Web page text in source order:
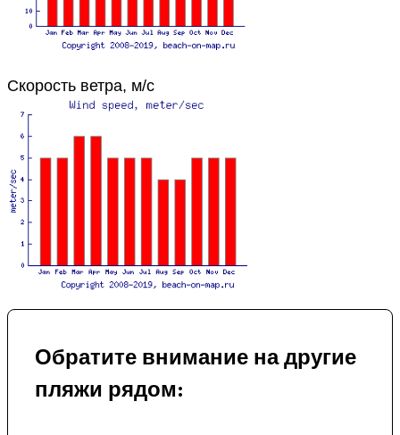
Скорость ветра, м/с
Обратите внимание на другие
пляжи рядом: